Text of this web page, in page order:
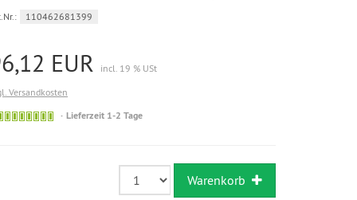
110462681399
EUR
incl. 19 % USt
Versandkosten
Sofort
Lieferzeit 1-2 Tage
Warenkorb